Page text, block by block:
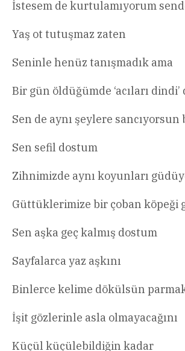
İstesem de kurtulamıyorum
Yaş ot tutuşmaz zaten
Seninle henüz tanışmadık ama
Bir gün öldüğümde ‘acıları
Sen de aynı şeylere
Sen sefil dostum
Zihnimizde aynı koyunları
Güttüklerimize bir çoban köpeği
Sen aşka geç kalmış dostum
Sayfalarca yaz aşkını
Binlerce kelime dökülsün
İşit gözlerinle asla olmayacağını
Küçül küçülebildiğin kadar